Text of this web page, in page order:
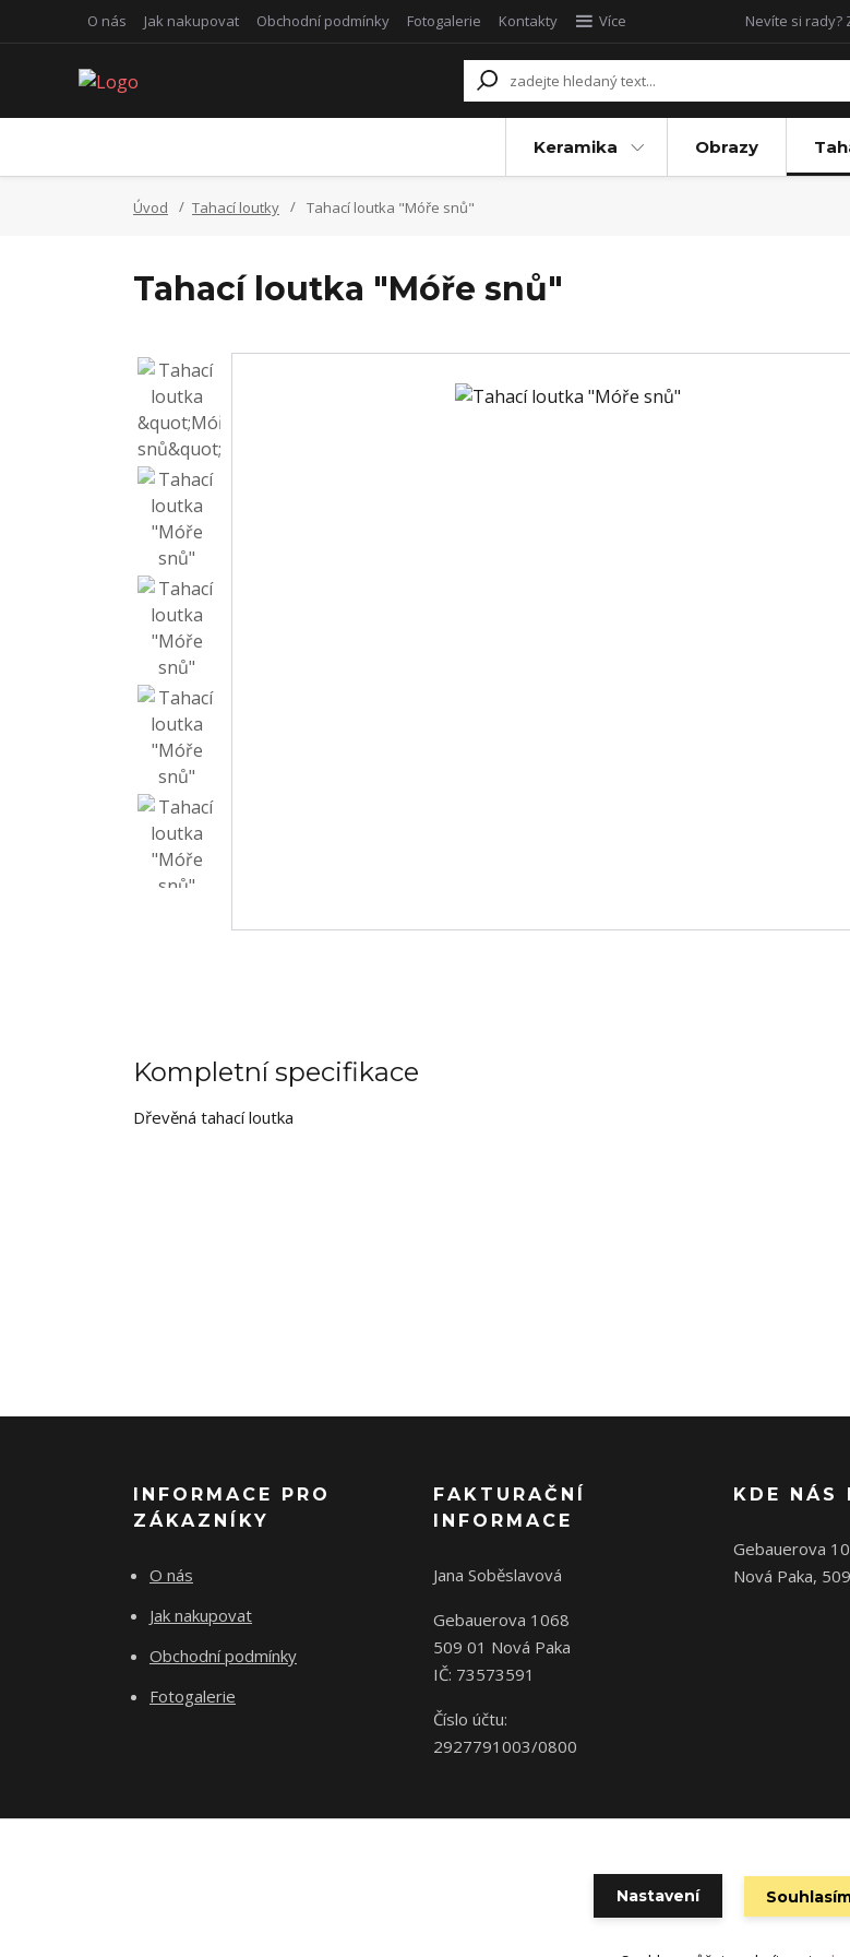
O nás Jak nakupovat Obchodní podmínky Fotogalerie Kontakty Více Nevíte si rady?
Keramika Obrazy
Úvod Tahací loutky Tahací loutka "Móře snů"
Tahací loutka "Móře snů"
Kompletní specifikace
Dřevěná tahací loutka
INFORMACE PRO
ZÁKAZNÍKY
O nás
Jak nakupovat
Obchodní podmínky
Fotogalerie
FAKTURAČNÍ
INFORMACE
Jana Soběslavová
Gebauerova 1068
509 01 Nová Paka
IČ: 73573591
Číslo účtu:
2927791003/0800
KDE NÁS
Gebauerova
Nová Paka,
Nastavení